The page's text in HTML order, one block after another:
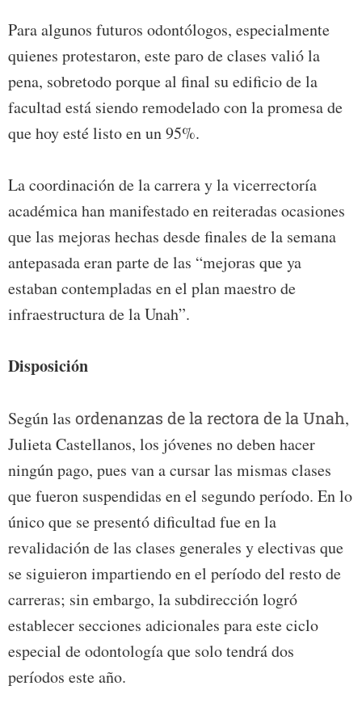
Para algunos futuros odontólogos, especialmente
quienes protestaron, este paro de clases valió la
pena, sobretodo porque al final su edificio de la
facultad está siendo remodelado con la promesa de
que hoy esté listo en un 95%.
La coordinación de la carrera y la vicerrectoría
académica han manifestado en reiteradas ocasiones
que las mejoras hechas desde finales de la semana
antepasada eran parte de las “mejoras que ya
estaban contempladas en el plan maestro de
infraestructura de la Unah”.
Disposición
Según las ordenanzas de la rectora de la Unah,
Julieta Castellanos, los jóvenes no deben hacer
ningún pago, pues van a cursar las mismas clases
que fueron suspendidas en el segundo período. En lo
único que se presentó dificultad fue en la
revalidación de las clases generales y electivas que
se siguieron impartiendo en el período del resto de
carreras; sin embargo, la subdirección logró
establecer secciones adicionales para este ciclo
especial de odontología que solo tendrá dos
períodos este año.